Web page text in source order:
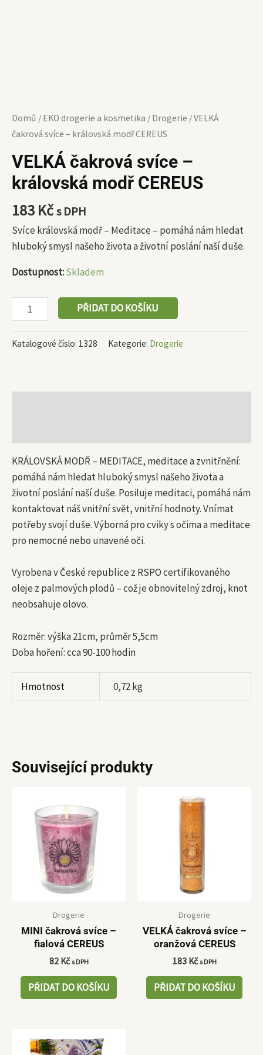
Domů / EKO drogerie a kosmetika / Drogerie / VELKÁ
čakrová svíce – královská modř CEREUS
VELKÁ čakrová svíce –
královská modř CEREUS
183 Kčs DPH
Svíce královská modř – Meditace – pomáhá nám hledat
hluboký smysl našeho života a životní poslání naší duše.
Dostupnost:Skladem
PŘIDAT DO KOŠÍKU
Katalogové číslo: 1328 Kategorie: Drogerie
KRÁLOVSKÁ MODŘ – MEDITACE, meditace a zvnitřnění:
pomáhá nám hledat hluboký smysl našeho života a
životní poslání naší duše. Posiluje meditaci, pomáhá nám
kontaktovat náš vnitřní svět, vnitřní hodnoty. Vnímat
potřeby svojí duše. Výborná pro cviky s očima a meditace
pro nemocné nebo unavené oči.
Vyrobena v České republice z RSPO certifikovaného
oleje z palmových plodů – což je obnovitelný zdroj, knot
neobsahuje olovo.
Rozměr: výška 21cm, průměr 5,5cm
Doba hoření: cca 90-100 hodin
Hmotnost 0,72 kg
Související produkty
Drogerie
MINI čakrová svíce –
fialová CEREUS
82 Kč s DPH
PŘIDAT DO KOŠÍKU
Drogerie
VELKÁ čakrová svíce –
oranžová CEREUS
183 Kč s DPH
PŘIDAT DO KOŠÍKU